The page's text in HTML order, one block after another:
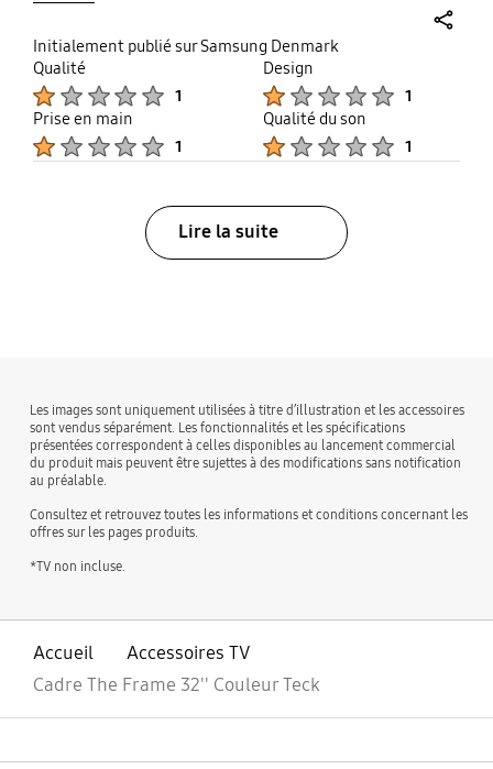
Initialement publié sur Samsung Denmark
Qualité
1
Design
1
Prise en main
1
Qualité du son
1
Lire la suite
Les images sont uniquement utilisées à titre d’illustration et les accessoires
sont vendus séparément. Les fonctionnalités et les spécifications
présentées correspondent à celles disponibles au lancement commercial
du produit mais peuvent être sujettes à des modifications sans notification
au préalable.
Consultez et retrouvez toutes les informations et conditions concernant les
offres sur les pages produits.
*TV non incluse.
Accueil
Accessoires TV
Cadre The Frame 32'' Couleur Teck